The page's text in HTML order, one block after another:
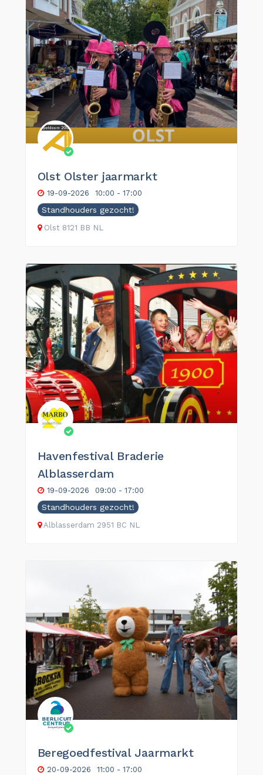
Olst Olster jaarmarkt
19-09-2026 10:00 - 17:00
Standhouders gezocht!
Olst 8121 BB NL
Havenfestival Braderie
Alblasserdam
19-09-2026 09:00 - 17:00
Standhouders gezocht!
Alblasserdam 2951 BC NL
Beregoedfestival Jaarmarkt
20-09-2026 11:00 - 17:00